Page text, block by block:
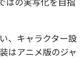
、キャラクター設
はアニメ版のジャ